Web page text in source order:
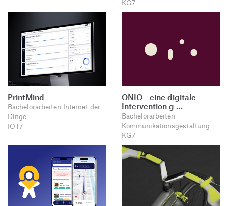
KG7
PrintMind
Bachelorarbeiten Internet der
Dinge
IOT7
ONIO - eine digitale
Intervention g …
Bachelorarbeiten
Kommunikationsgestaltung
KG7